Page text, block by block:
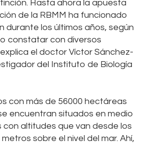
Hasta ahora la apuesta
de la RBMM ha funcionado
durante los últimos años, según
constatar con diversos
el doctor Víctor Sánchez-
del Instituto de Biología
con más de 56000 hectáreas
encuentran situados en medio
con altitudes que van desde los
metros sobre el nivel del mar. Ahí,